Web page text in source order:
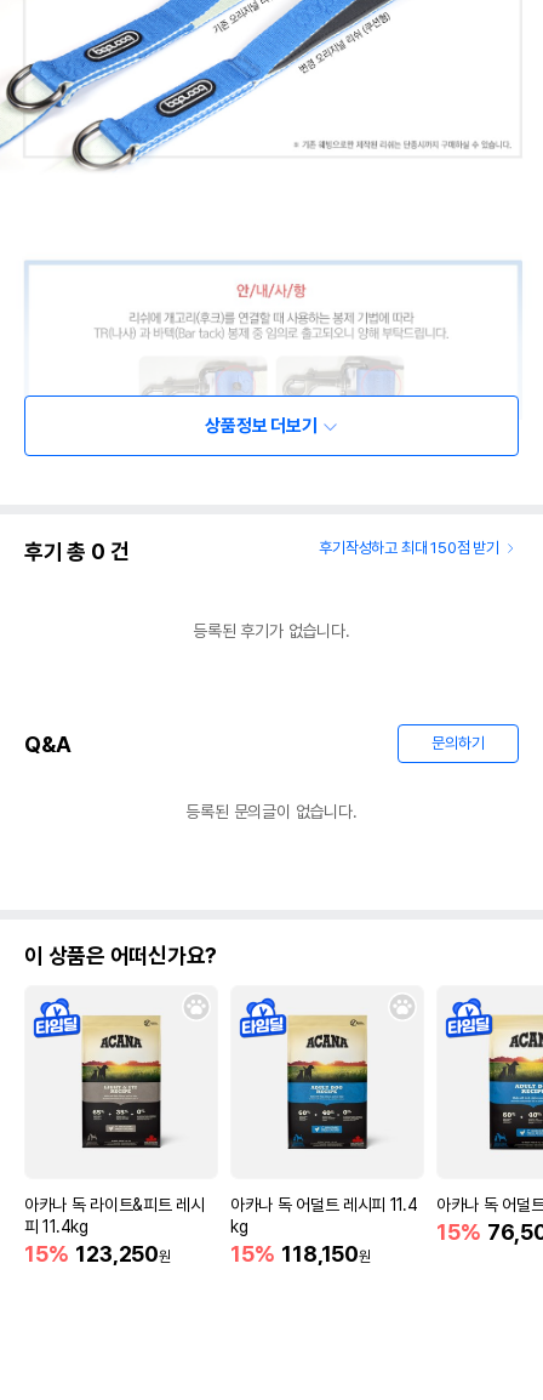
상품정보 더보기
후기 총 0 건 후기작성하고 최대 150점 받기
등록된 후기가 없습니다.
Q&A 문의하기
등록된 문의글이 없습니다.
이 상품은 어떠신가요?
아카나 독 라이트&피트 레시
피 11.4kg
15% 123,250원
아카나 독 어덜트 레시피 11.4
kg
15% 118,150원
아카나 독 어덜
15%